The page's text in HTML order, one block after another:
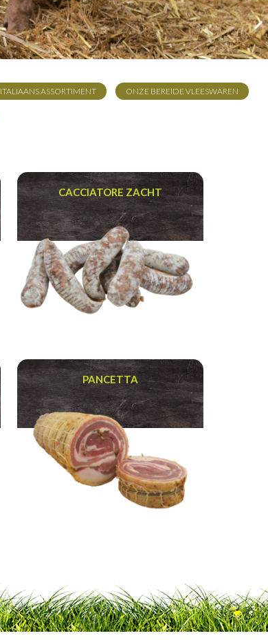
ITALIAANS ASSORTIMENT ONZE BEREIDE VLEESWAREN
CACCIATORE ZACHT
PANCETTA